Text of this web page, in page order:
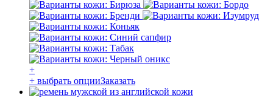
+
+ выбрать опцииЗаказать